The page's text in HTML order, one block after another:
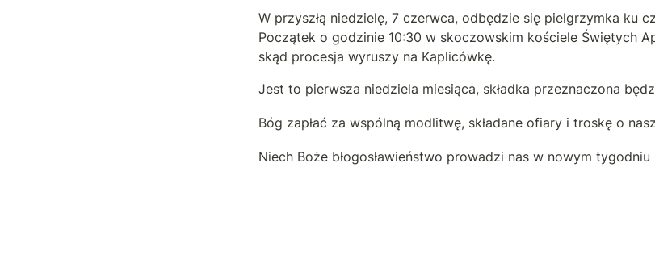
W przyszłą niedzielę, 7 czerwca, odbędzie się pielgrzymka ku
Początek o godzinie 10:30 w skoczowskim kościele Świętych
skąd procesja wyruszy na Kaplicówkę.
Jest to pierwsza niedziela miesiąca, składka przeznaczona
Bóg zapłać za wspólną modlitwę, składane ofiary i troskę o
Niech Boże błogosławieństwo prowadzi nas w nowym tygodniu